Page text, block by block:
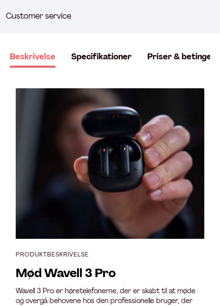
Customer service
Beskrivelse Specifikationer Priser &
PRODUKTBESKRIVELSE
Mød Wavell 3 Pro
Wavell 3 Pro er høretelefonerne, der er skabt til at møde
og overgå behovene hos den professionelle bruger, der